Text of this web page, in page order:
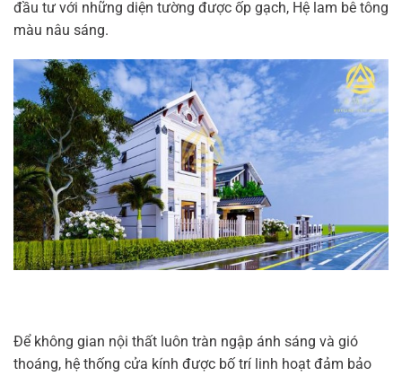
đầu tư với những diện tường được ốp gạch, Hệ lam bê tông
màu nâu sáng.
Để không gian nội thất luôn tràn ngập ánh sáng và gió
thoáng, hệ thống cửa kính được bố trí linh hoạt đảm bảo